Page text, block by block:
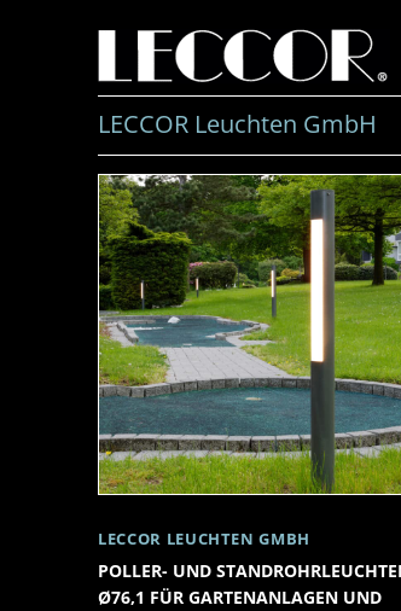
LECCOR Leuchten GmbH
LECCOR LEUCHTEN GMBH
POLLER- UND
Ø76,1 FÜR GARTENANLAGEN UND